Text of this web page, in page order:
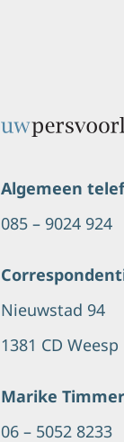
Algemeen
085 – 9024 924
Nieuwstad 94
1381 CD Weesp
Marike
06 – 5052 8233